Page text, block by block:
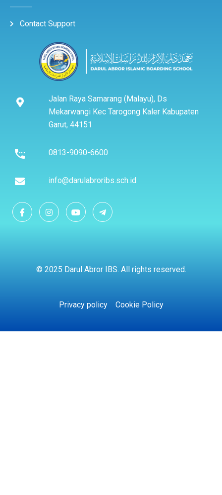
Contact Support
Jalan Raya Samarang (Malayu), Ds
Mekarwangi Kec Tarogong Kaler Kabupaten
Garut, 44151
0813-9090-6600
info@darulabroribs.sch.id
© 2025 Darul Abror IBS. All rights reserved.
Privacy policy Cookie Policy